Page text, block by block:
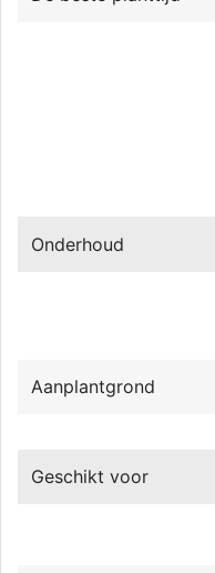
Onderhoud
Aanplantgrond
Geschikt voor